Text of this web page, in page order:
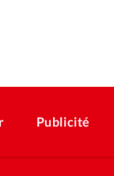
Publicité